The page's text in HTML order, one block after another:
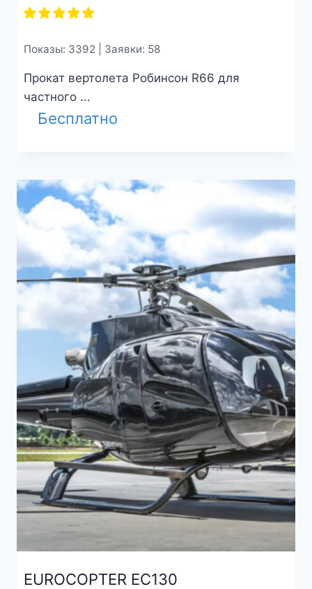
Показы: 3392 | Заявки: 58
Прокат вертолета Робинсон R66 для
частного ...
Бесплатно
EUROCOPTER EC130